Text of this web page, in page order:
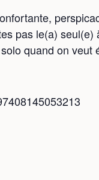
pas le(a)
quand on veut